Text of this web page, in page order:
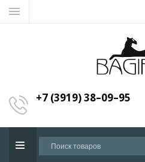
+7 (3919) 38–09–95